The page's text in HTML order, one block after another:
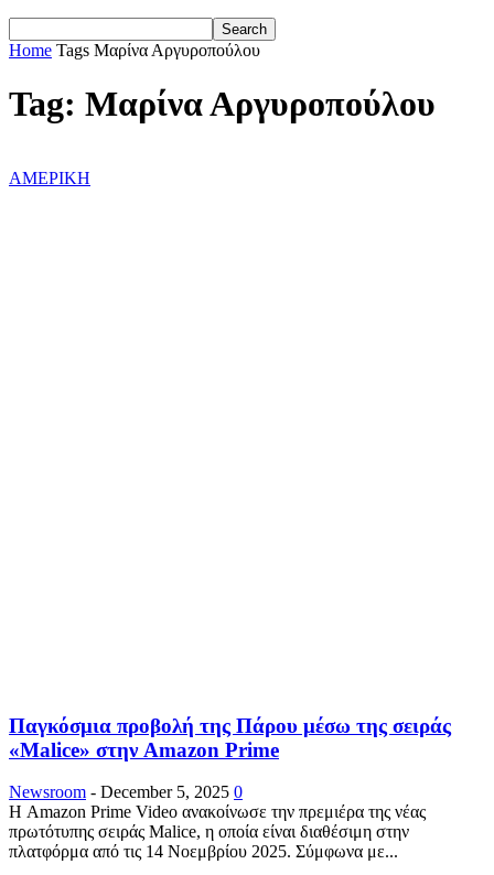
Home Tags Μαρίνα Αργυροπούλου
Tag: Μαρίνα Αργυροπούλου
ΑΜΕΡΙΚΗ
Παγκόσμια προβολή της Πάρου μέσω της σειράς
«Malice» στην Amazon Prime
Newsroom - December 5, 2025 0
Η Amazon Prime Video ανακοίνωσε την πρεμιέρα της νέας
πρωτότυπης σειράς Malice, η οποία είναι διαθέσιμη στην
πλατφόρμα από τις 14 Νοεμβρίου 2025. Σύμφωνα με...